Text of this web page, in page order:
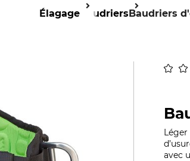
ÉlagageBaudriersBaudriers
avec